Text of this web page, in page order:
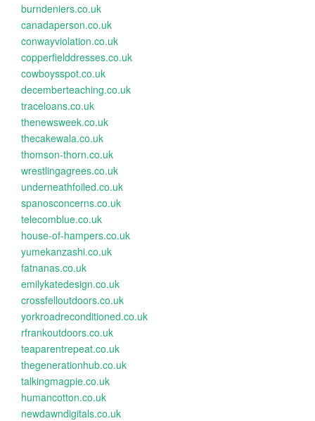
burndeniers.co.uk
canadaperson.co.uk
conwayviolation.co.uk
copperfielddresses.co.uk
cowboysspot.co.uk
decemberteaching.co.uk
traceloans.co.uk
thenewsweek.co.uk
thecakewala.co.uk
thomson-thorn.co.uk
wrestlingagrees.co.uk
underneathfoiled.co.uk
spanosconcerns.co.uk
telecomblue.co.uk
house-of-hampers.co.uk
yumekanzashi.co.uk
fatnanas.co.uk
emilykatedesign.co.uk
crossfelloutdoors.co.uk
yorkroadreconditioned.co.uk
rfrankoutdoors.co.uk
teaparentrepeat.co.uk
thegenerationhub.co.uk
talkingmagpie.co.uk
humancotton.co.uk
newdawndigitals.co.uk